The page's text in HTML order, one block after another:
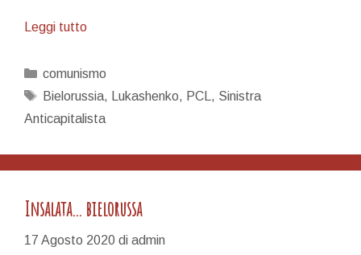
Leggi tuttoUn
Categorie
comunismo
Tag
Bielorussia, Lukashenko, PCL, Sinistra
Anticapitalista
Insalata… bielorussa
17 Agosto 2020 di admin